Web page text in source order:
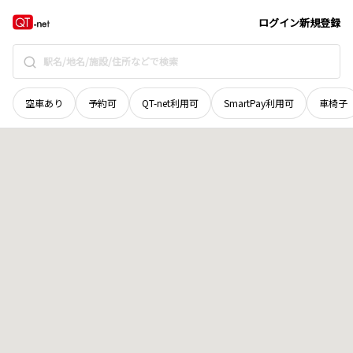
ログイン新規登録
空車あり 予約可 QT-net利用可 SmartPay利用可 車椅子
愛媛県